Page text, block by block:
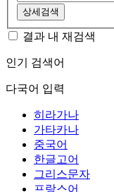
상세검색
결과 내 재검색
인기 검색어
다국어 입력
히라가나
가타카나
중국어
한글고어
그리스문자
프랑스어